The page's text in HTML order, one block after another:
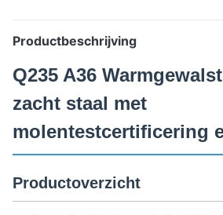
Productbeschrijving
Q235 A36
zacht staal met
molentestcertificering
Productoverzicht